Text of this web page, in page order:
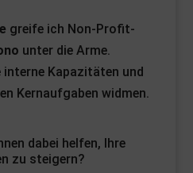
greife ich Non-Profit-
unter die Arme.
Kapazitäten und
Kernaufgaben widmen.
dabei helfen, Ihre
zu steigern?